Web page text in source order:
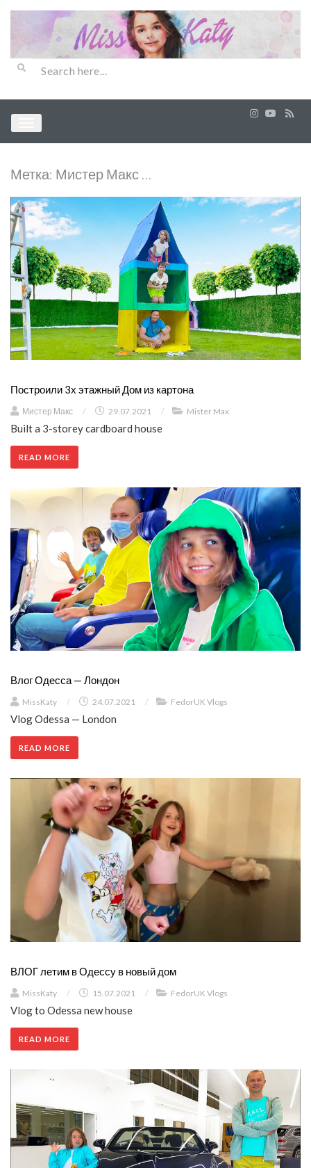
Метка: Мистер Макс …
Построили 3х этажный Дом из картона
Мистер Макс / 29.07.2021 / Mister Max
Built a 3-storey cardboard house
READ MORE
Влог Одесса — Лондон
MissKaty / 24.07.2021 / FedorUK Vlogs
Vlog Odessa — London
READ MORE
ВЛОГ летим в Одессу в новый дом
MissKaty / 15.07.2021 / FedorUK Vlogs
Vlog to Odessa new house
READ MORE